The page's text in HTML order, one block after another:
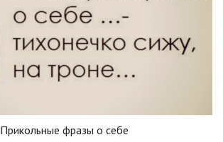
Прикольные фразы о себе